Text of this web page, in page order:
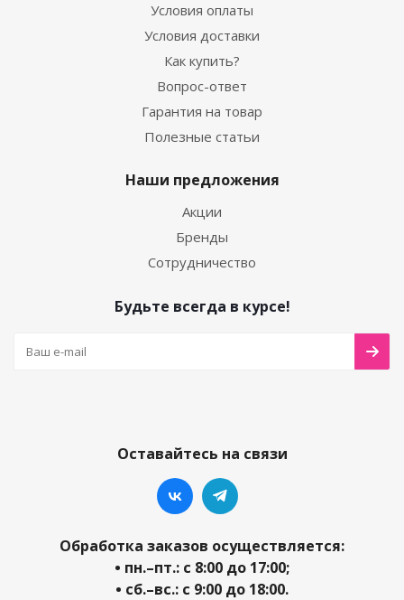
Условия оплаты
Условия доставки
Как купить?
Вопрос-ответ
Гарантия на товар
Полезные статьи
Наши предложения
Акции
Бренды
Сотрудничество
Будьте всегда в курсе!
Оставайтесь на связи
Обработка заказов осуществляется:
• пн.–пт.: с 8:00 до 17:00;
• сб.–вс.: с 9:00 до 18:00.